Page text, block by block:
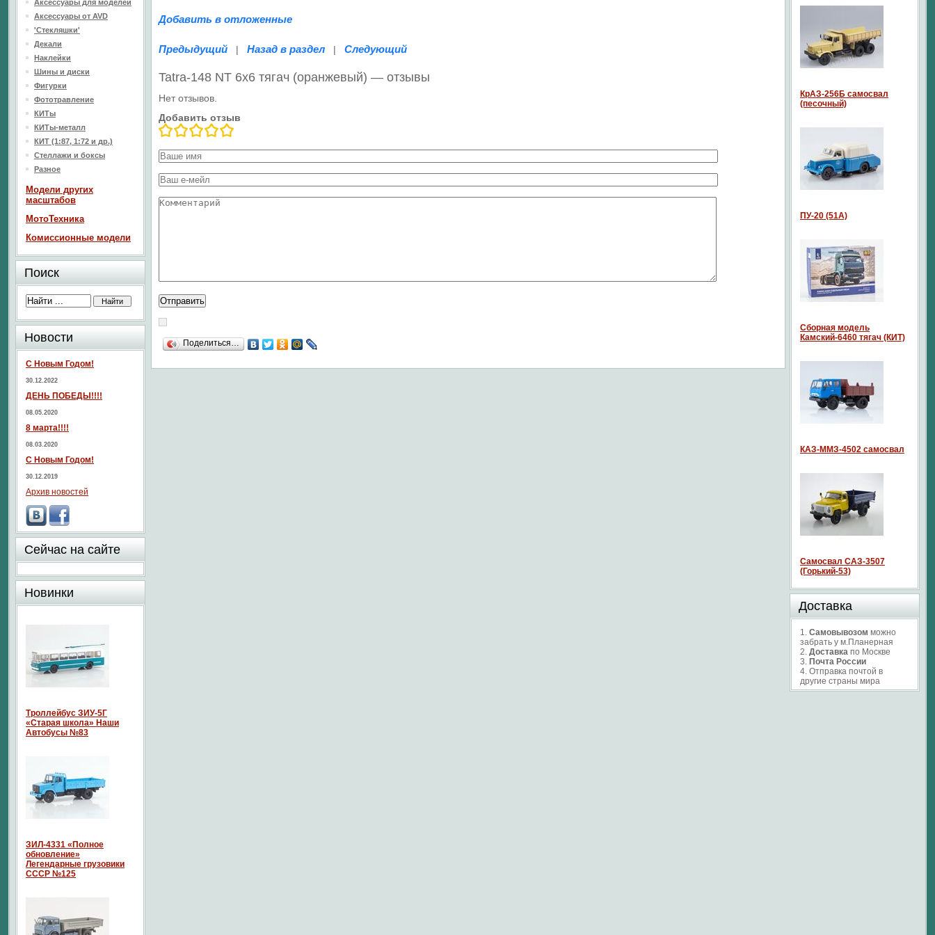
Добавить в отложенные
Предыдущий | Назад в раздел | Следующий
Tatra-148 NT 6x6 тягач (оранжевый) — отзывы
Нет отзывов.
Добавить отзыв
Поделиться…
Аксессуары для моделей
Аксессуары от AVD
'Стекляшки'
Декали
Наклейки
Шины и диски
Фигурки
Фототравление
КИТы
КИТы-металл
КИТ (1:87, 1:72 и др.)
Стеллажи и боксы
Разное
Модели других
масштабов
МотоТехника
Комиссионные модели
Поиск
Новости
С Новым Годом!
30.12.2022
ДЕНЬ ПОБЕДЫ!!!!
08.05.2020
8 марта!!!!
08.03.2020
С Новым Годом!
30.12.2019
Архив новостей
Сейчас на сайте
Новинки
Троллейбус ЗИУ-5Г
«Старая школа» Наши
Автобусы №83
ЗИЛ-4331 «Полное
обновление»
Легендарные грузовики
СССР №125
КрАЗ-256Б самосвал
(песочный)
ПУ-20 (51А)
Сборная модель
Камский-6460 тягач (КИТ)
КАЗ-ММЗ-4502 самосвал
Самосвал САЗ-3507
(Горький-53)
Доставка
1. Самовывозом можно
забрать у м.Планерная
2. Доставка по Москве
3. Почта России
4. Отправка почтой в
другие страны мира